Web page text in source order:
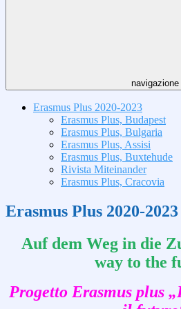
navigazione
Erasmus Plus 2020-2023
Erasmus Plus, Budapest
Erasmus Plus, Bulgaria
Erasmus Plus, Assisi
Erasmus Plus, Buxtehude
Rivista Miteinander
Erasmus Plus, Cracovia
Erasmus Plus 2020-2023
Auf dem Weg in die
way to the
Progetto Erasmus plus